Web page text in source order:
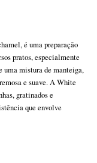
é uma preparação
pratos, especialmente
uma mistura de manteiga,
e suave. A White
gratinados e
que envolve